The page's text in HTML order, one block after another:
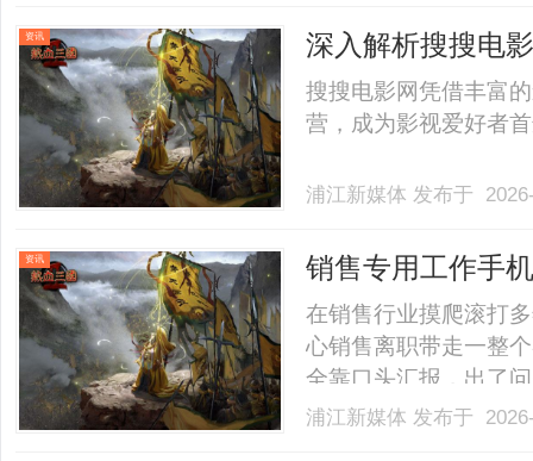
资讯 深入解析搜搜电
搜搜电影网凭借丰富
营，成为影视爱好者
浦江新媒体 发布于
资讯 销售专用工作手
在销售行业摸爬滚打
心销售离职带走一整
全靠口头汇报，出了
管理工作手机就能轻
浦江新媒体 发布于